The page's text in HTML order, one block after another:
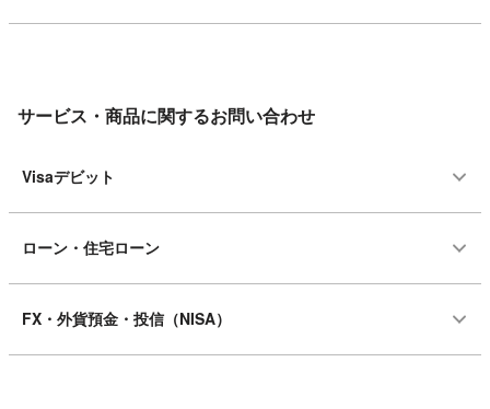
サービス・商品に関するお問い合わせ
Visaデビット
ローン・住宅ローン
FX・外貨預金・投信（NISA）